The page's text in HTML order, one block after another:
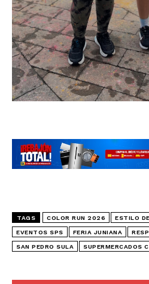
TAGS COLOR RUN 2026 ESTILO
EVENTOS SPS FERIA JUNIANA
SAN PEDRO SULA SUPERMERCADOS